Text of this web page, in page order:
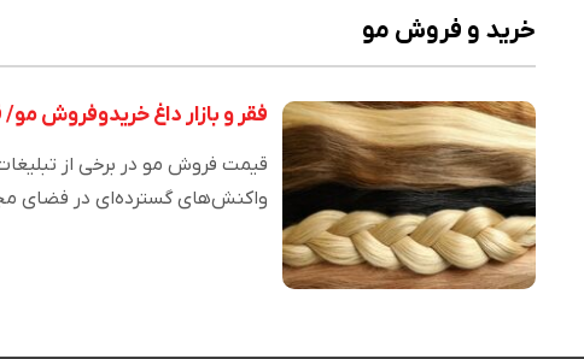
خرید و فروش مو
فقر و بازار داغ خریدوفروش
واکنش‌های گسترده‌ای در فضای